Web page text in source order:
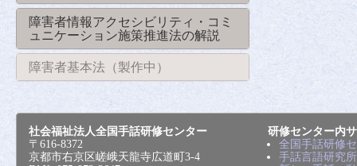
障害者情報アクセシビリティ・コミ
ュニケーション施策推進法の解説
障害者基本法（製作中）
社会福祉法人全国手話研修センター
〒616-8372
京都市右京区嵯峨天龍寺広道町3-4
研修センター内
全国手話研修
手話言語研究所